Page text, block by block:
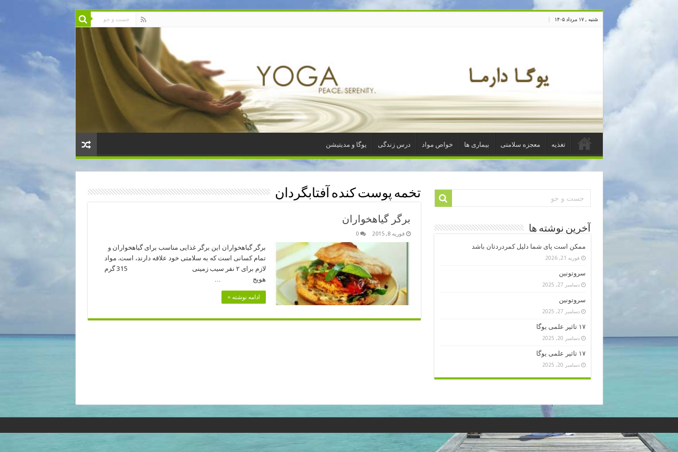
شنبه , ۱۷ مرداد ۱۴۰۵
تغذیه معجزه سلامتی بیماری ها خواص مواد درس زندگی یوگا و مدیتیشن
تخمه پوست کنده آفتابگردان
برگر گیاهخواران
فوریه 8, 2015 0
برگر گیاهخواران این برگر غذایی مناسب برای گیاهخواران و
تمام کسانی است که به سلامتی خود علاقه دارند، است. مواد
لازم برای ۲ نفر سیب زمینی 315 گرم
هویج …
ادامه نوشته »
آخرین نوشته ها
ممکن است پای شما دلیل کمردردتان باشد
فوریه 21, 2026
سروتونین
دسامبر 27, 2025
سروتونین
دسامبر 27, 2025
۱۷ تاثیر علمی یوگا
دسامبر 20, 2025
۱۷ تاثیر علمی یوگا
دسامبر 20, 2025